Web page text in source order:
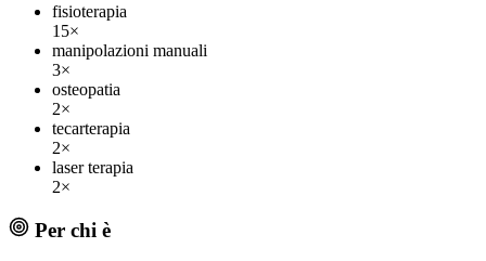
fisioterapia
15×
manipolazioni manuali
3×
osteopatia
2×
tecarterapia
2×
laser terapia
2×
Per chi è